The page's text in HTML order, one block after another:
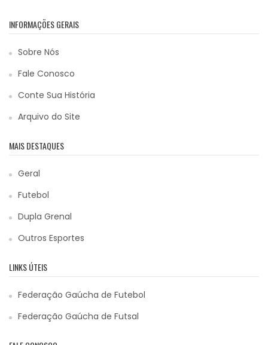
INFORMAÇÕES GERAIS
Sobre Nós
Fale Conosco
Conte Sua História
Arquivo do Site
MAIS DESTAQUES
Geral
Futebol
Dupla Grenal
Outros Esportes
LINKS ÚTEIS
Federação Gaúcha de Futebol
Federação Gaúcha de Futsal